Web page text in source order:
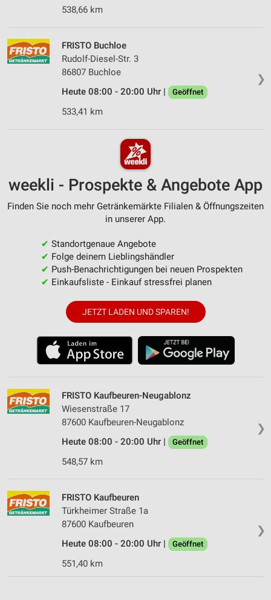
538,66 km
❯
FRISTO Buchloe
Rudolf-Diesel-Str. 3
86807 Buchloe
Heute 08:00 - 20:00 Uhr |
Geöffnet
533,41 km
weekli - Prospekte & Angebote App
Finden Sie noch mehr Getränkemärkte Filialen & Öffnungszeiten
in unserer App.
✔ Standortgenaue Angebote
✔ Folge deinem Lieblingshändler
✔ Push-Benachrichtigungen bei neuen Prospekten
✔ Einkaufsliste - Einkauf stressfrei planen
JETZT LADEN UND SPAREN!
❯
FRISTO Kaufbeuren-Neugablonz
Wiesenstraße 17
87600 Kaufbeuren-Neugablonz
Heute 08:00 - 20:00 Uhr |
Geöffnet
548,57 km
❯
FRISTO Kaufbeuren
Türkheimer Straße 1a
87600 Kaufbeuren
Heute 08:00 - 20:00 Uhr |
Geöffnet
551,40 km